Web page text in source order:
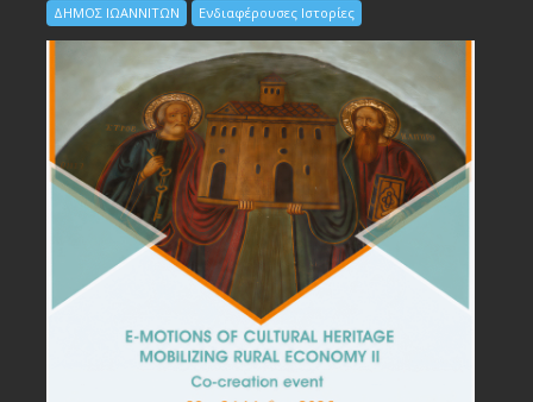
ΔΗΜΟΣ ΙΩΑΝΝΙΤΩΝ Ενδιαφέρουσες Ιστορίες